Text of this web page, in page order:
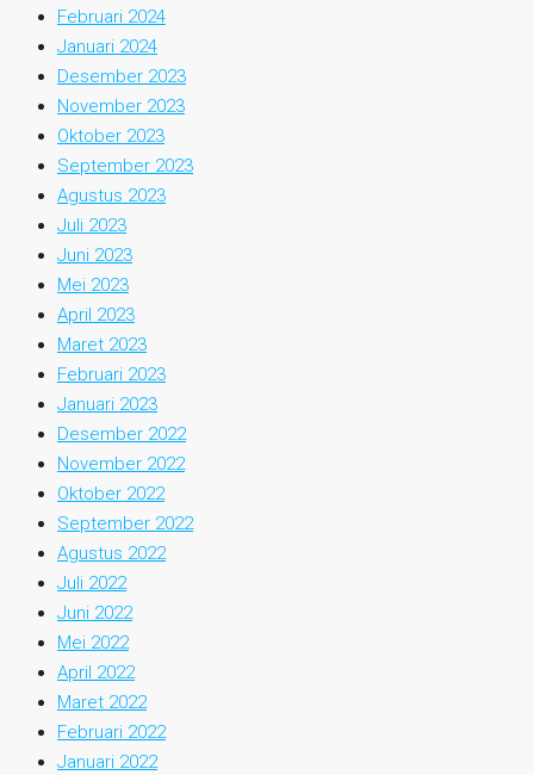
Februari 2024
Januari 2024
Desember 2023
November 2023
Oktober 2023
September 2023
Agustus 2023
Juli 2023
Juni 2023
Mei 2023
April 2023
Maret 2023
Februari 2023
Januari 2023
Desember 2022
November 2022
Oktober 2022
September 2022
Agustus 2022
Juli 2022
Juni 2022
Mei 2022
April 2022
Maret 2022
Februari 2022
Januari 2022